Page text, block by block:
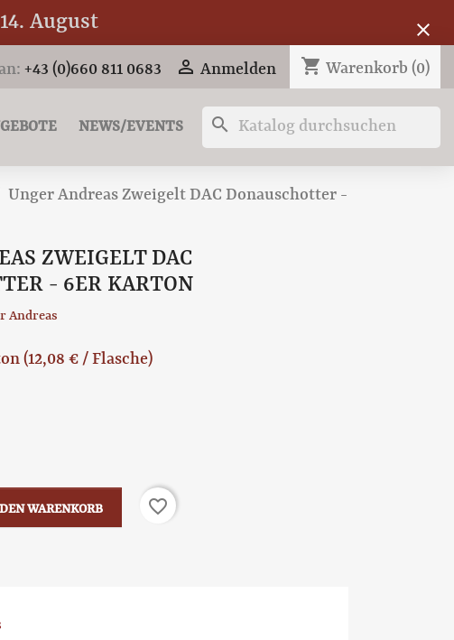
August close
+43 (0)660 811 0683  Anmelden shopping_cart Warenkorb (0)
NEWS/EVENTS search
Unger Andreas Zweigelt DAC Donauschotter -
ZWEIGELT DAC
- 6ER KARTON
Andreas
(12,08 € / Flasche)
WARENKORB
favorite_border